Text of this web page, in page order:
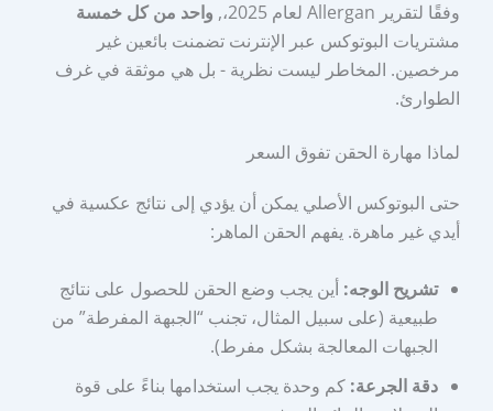
وفقًا لتقرير Allergan لعام 2025،,
واحد من كل خمسة
مشتريات البوتوكس عبر الإنترنت تضمنت بائعين غير
مرخصين. المخاطر ليست نظرية - بل هي موثقة في غرف
الطوارئ.
لماذا مهارة الحقن تفوق السعر
حتى البوتوكس الأصلي يمكن أن يؤدي إلى نتائج عكسية في
أيدي غير ماهرة. يفهم الحقن الماهر:
تشريح الوجه: أين يجب وضع الحقن للحصول على نتائج
طبيعية (على سبيل المثال، تجنب “الجبهة المفرطة” من
الجبهات المعالجة بشكل مفرط).
دقة الجرعة: كم وحدة يجب استخدامها بناءً على قوة